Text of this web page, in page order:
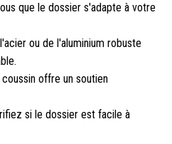
que le dossier s'adapte à votre
ou de l'aluminium robuste
offre un soutien
si le dossier est facile à